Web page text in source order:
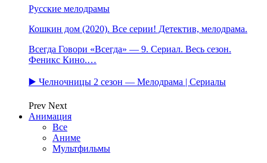
Русские мелодрамы
Кошкин дом (2020). Все серии! Детектив, мелодрама.
Всегда Говори «Всегда» — 9. Сериал. Весь сезон.
Феникс Кино.…
▶️ Челночницы 2 сезон — Мелодрама | Сериалы
Prev Next
Анимация
Все
Аниме
Мультфильмы